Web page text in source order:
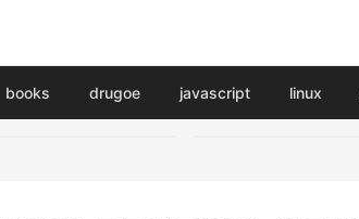
books drugoe javascript linux